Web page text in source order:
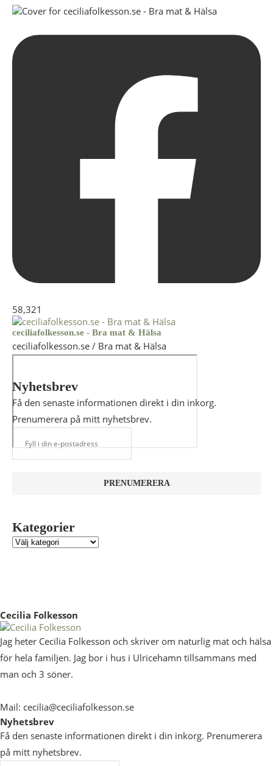
58,321
ceciliafolkesson.se - Bra mat & Hälsa
ceciliafolkesson.se / Bra mat & Hälsa
Nyhetsbrev
Få den senaste informationen direkt i din inkorg.
Prenumerera på mitt nyhetsbrev.
Kategorier
Cecilia Folkesson
Jag heter Cecilia Folkesson och skriver om naturlig mat och hälsa
för hela familjen. Jag bor i hus i Ulricehamn tillsammans med
man och 3 söner.
Mail: cecilia@ceciliafolkesson.se
Nyhetsbrev
Få den senaste informationen direkt i din inkorg. Prenumerera
på mitt nyhetsbrev.